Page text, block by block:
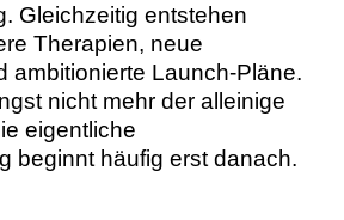
Gleichzeitig entstehen
Therapien, neue
ambitionierte Launch-Pläne.
nicht mehr der alleinige
eigentliche
beginnt häufig erst danach.